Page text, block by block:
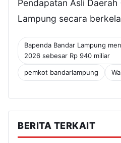
Pendapatan Asli Daerah
Lampung secara
Bapenda Bandar Lampung
2026 sebesar Rp 940 miliar
pemkot bandarlampung
BERITA TERKAIT